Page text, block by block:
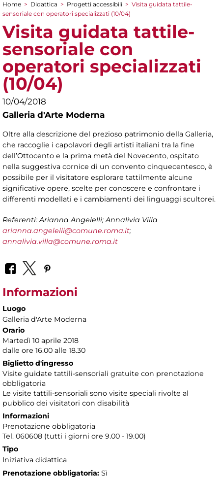
Tu sei qui
Home > Didattica > Progetti accessibili > Visita guidata tattile-
sensoriale con operatori specializzati (10/04)
Visita guidata tattile-
sensoriale con
operatori specializzati
(10/04)
10/04/2018
Galleria d'Arte Moderna
Oltre alla descrizione del prezioso patrimonio della Galleria,
che raccoglie i capolavori degli artisti italiani tra la fine
dell’Ottocento e la prima metà del Novecento, ospitato
nella suggestiva cornice di un convento cinquecentesco, è
possibile per il visitatore esplorare tattilmente alcune
significative opere, scelte per conoscere e confrontare i
differenti modellati e i cambiamenti dei linguaggi scultorei.
Referenti: Arianna Angelelli; Annalivia Villa
arianna.angelelli@comune.roma.it;
annalivia.villa@comune.roma.it
Informazioni
Luogo
Galleria d'Arte Moderna
Orario
Martedì 10 aprile 2018
dalle ore 16.00 alle 18.30
Biglietto d'ingresso
Visite guidate tattili-sensoriali gratuite con prenotazione
obbligatoria
Le visite tattili-sensoriali sono visite speciali rivolte al
pubblico dei visitatori con disabilità
Informazioni
Prenotazione obbligatoria
Tel. 060608 (tutti i giorni ore 9.00 - 19.00)
Tipo
Iniziativa didattica
Prenotazione obbligatoria: Sì